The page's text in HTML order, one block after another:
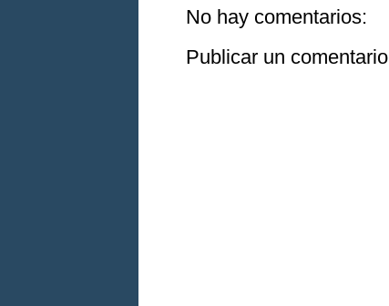
No hay comentarios:
Publicar un comentario